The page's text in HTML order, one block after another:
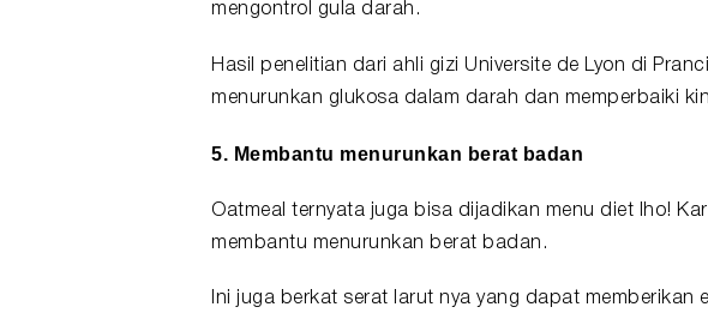
mengontrol gula darah.
Hasil penelitian dari ahli gizi Universite de Lyon di
menurunkan glukosa dalam darah dan memperbaiki
5. Membantu menurunkan berat badan
Oatmeal ternyata juga bisa dijadikan menu diet lho!
membantu menurunkan berat badan.
Ini juga berkat serat larut nya yang dapat memberikan